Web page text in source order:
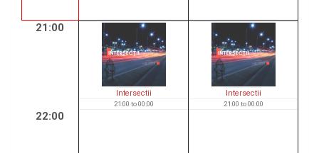
21:00
Intersectii
21:00 to00:00
Intersectii
21:00 to00:00
22:00